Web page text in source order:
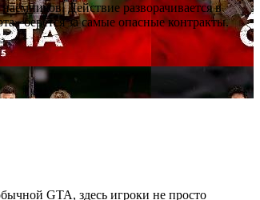
Действие разворачивается в
берётся за самые опасные контракты.
GTA, здесь игроки не просто